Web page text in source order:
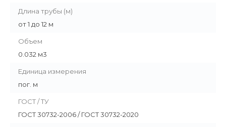
Длина трубы (м)
от 1 до 12 м
Объем
0.032 м3
Единица измерения
пог. м
ГОСТ / ТУ
ГОСТ 30732-2006 / ГОСТ 30732-2020